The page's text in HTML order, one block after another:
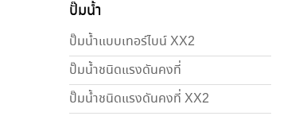
ปั๊มน้ำ
ปั๊มน้ำแบบเทอร์ไบน์ XX2
ปั๊มน้ำชนิดแรงดันคงที่
ปั๊มน้ำชนิดแรงดันคงที่ XX2